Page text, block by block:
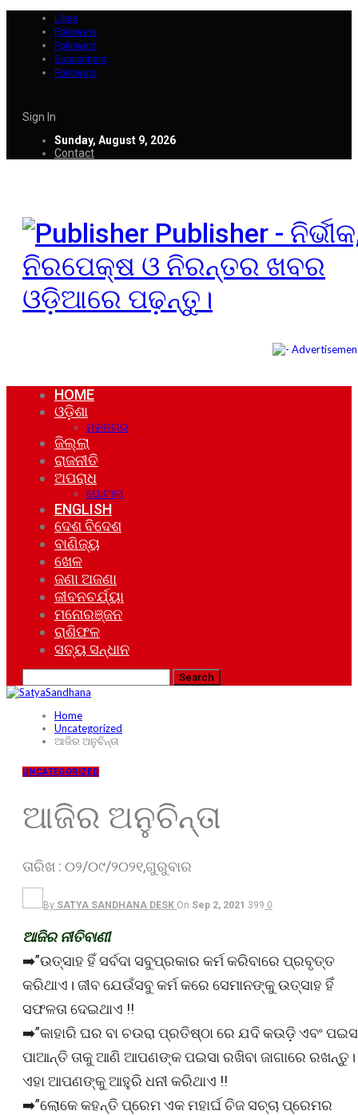
Likes
Followers
Followers
Subscribers
Followers
Sign In
Sunday, August 9, 2026
Contact
Publisher -
ନିରପେକ୍ଷ ଓ ନିରନ୍ତର ଖବର
ଓଡ଼ିଆରେ ପଢ଼ନ୍ତୁ।
HOME
ଓଡ଼ିଶା
ମହାନଗର
ଜିଲ୍ଲା
ରାଜନୀତି
ଅପରାଧ
ଘୋଟାଲା
ENGLISH
ଦେଶ ବିଦେଶ
ବାଣିଜ୍ୟ
ଖେଳ
ଜଣା ଅଜଣା
ଜୀବନଚର୍ଯ୍ୟା
ମନୋରଞ୍ଜନ
ରାଶିଫଳ
ସତ୍ୟ ସନ୍ଧାନ
Home
Uncategorized
ଆଜିର ଅନୁଚିନ୍ତା
UNCATEGORIZED
ଆଜିର ଅନୁଚିନ୍ତା
ତାରିଖ : ୦୨/୦୯/୨୦୨୧,ଗୁରୁବାର
By SATYA SANDHANA DESK On Sep 2, 2021 399 0
ଆଜିର ନୀତିବାଣୀ
➡️”ଉତ୍ସାହ ହିଁ ସର୍ବଦା ସବୁପ୍ରକାର କର୍ମ କରିବାରେ ପ୍ରବୃତ୍ତ
କରିଥାଏ। ଜୀବ ଯେଉଁସବୁ କର୍ମ କରେ ସେମାନଙ୍କୁ ଉତ୍ସାହ ହିଁ
ସଫଳତା ଦେଇଥାଏ !!
➡️”କାହାରି ଘର ବା ଚଉରା ପ୍ରତିଷ୍ଠା ରେ ଯଦି କଉଡ଼ି ଏବଂ
ପାଆନ୍ତି ତାକୁ ଆଣି ଆପଣଙ୍କ ପଇସା ରଖିବା ଜାଗାରେ ରଖନ୍ତୁ।
ଏହା ଆପଣଙ୍କୁ ଆହୁରି ଧନୀ କରିଥାଏ !!
➡️”ଲୋକେ କହନ୍ତି ପ୍ରେମ ଏକ ମହାର୍ଘ ଚିଜ ସଚ୍ଚା ପ୍ରେମର